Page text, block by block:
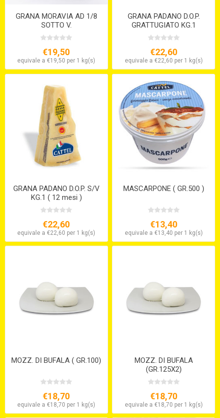
GRANA MORAVIA AD 1/8
SOTTO V.
€19,50
equivale a €19,50 per 1 kg(s)
GRANA PADANO D.O.P.
GRATTUGIATO KG.1
€22,60
equivale a €22,60 per 1 kg(s)
GRANA PADANO D.O.P. S/V
KG.1 ( 12 mesi )
€22,60
equivale a €22,60 per 1 kg(s)
MASCARPONE ( GR.500 )
€13,40
equivale a €13,40 per 1 kg(s)
MOZZ. DI BUFALA ( GR.100)
€18,70
equivale a €18,70 per 1 kg(s)
MOZZ. DI BUFALA
(GR.125X2)
€18,70
equivale a €18,70 per 1 kg(s)